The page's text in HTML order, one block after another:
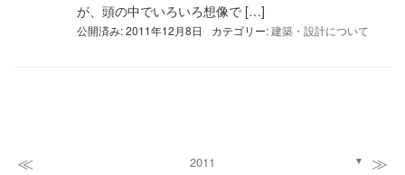
が、頭の中でいろいろ想像で […]
公開済み: 2011年12月8日 カテゴリー:建築・設計について
≪ 2011 ▼ ≫